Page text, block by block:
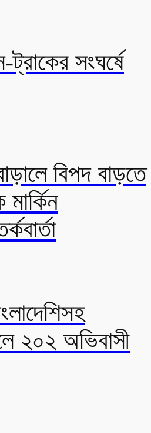
ট্রাকের সংঘর্ষে
বিপদ বাড়তে
২০২ অভিবাসী